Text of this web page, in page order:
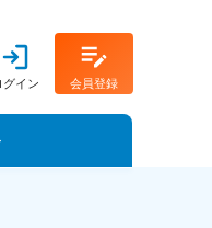
グイン 会員登録